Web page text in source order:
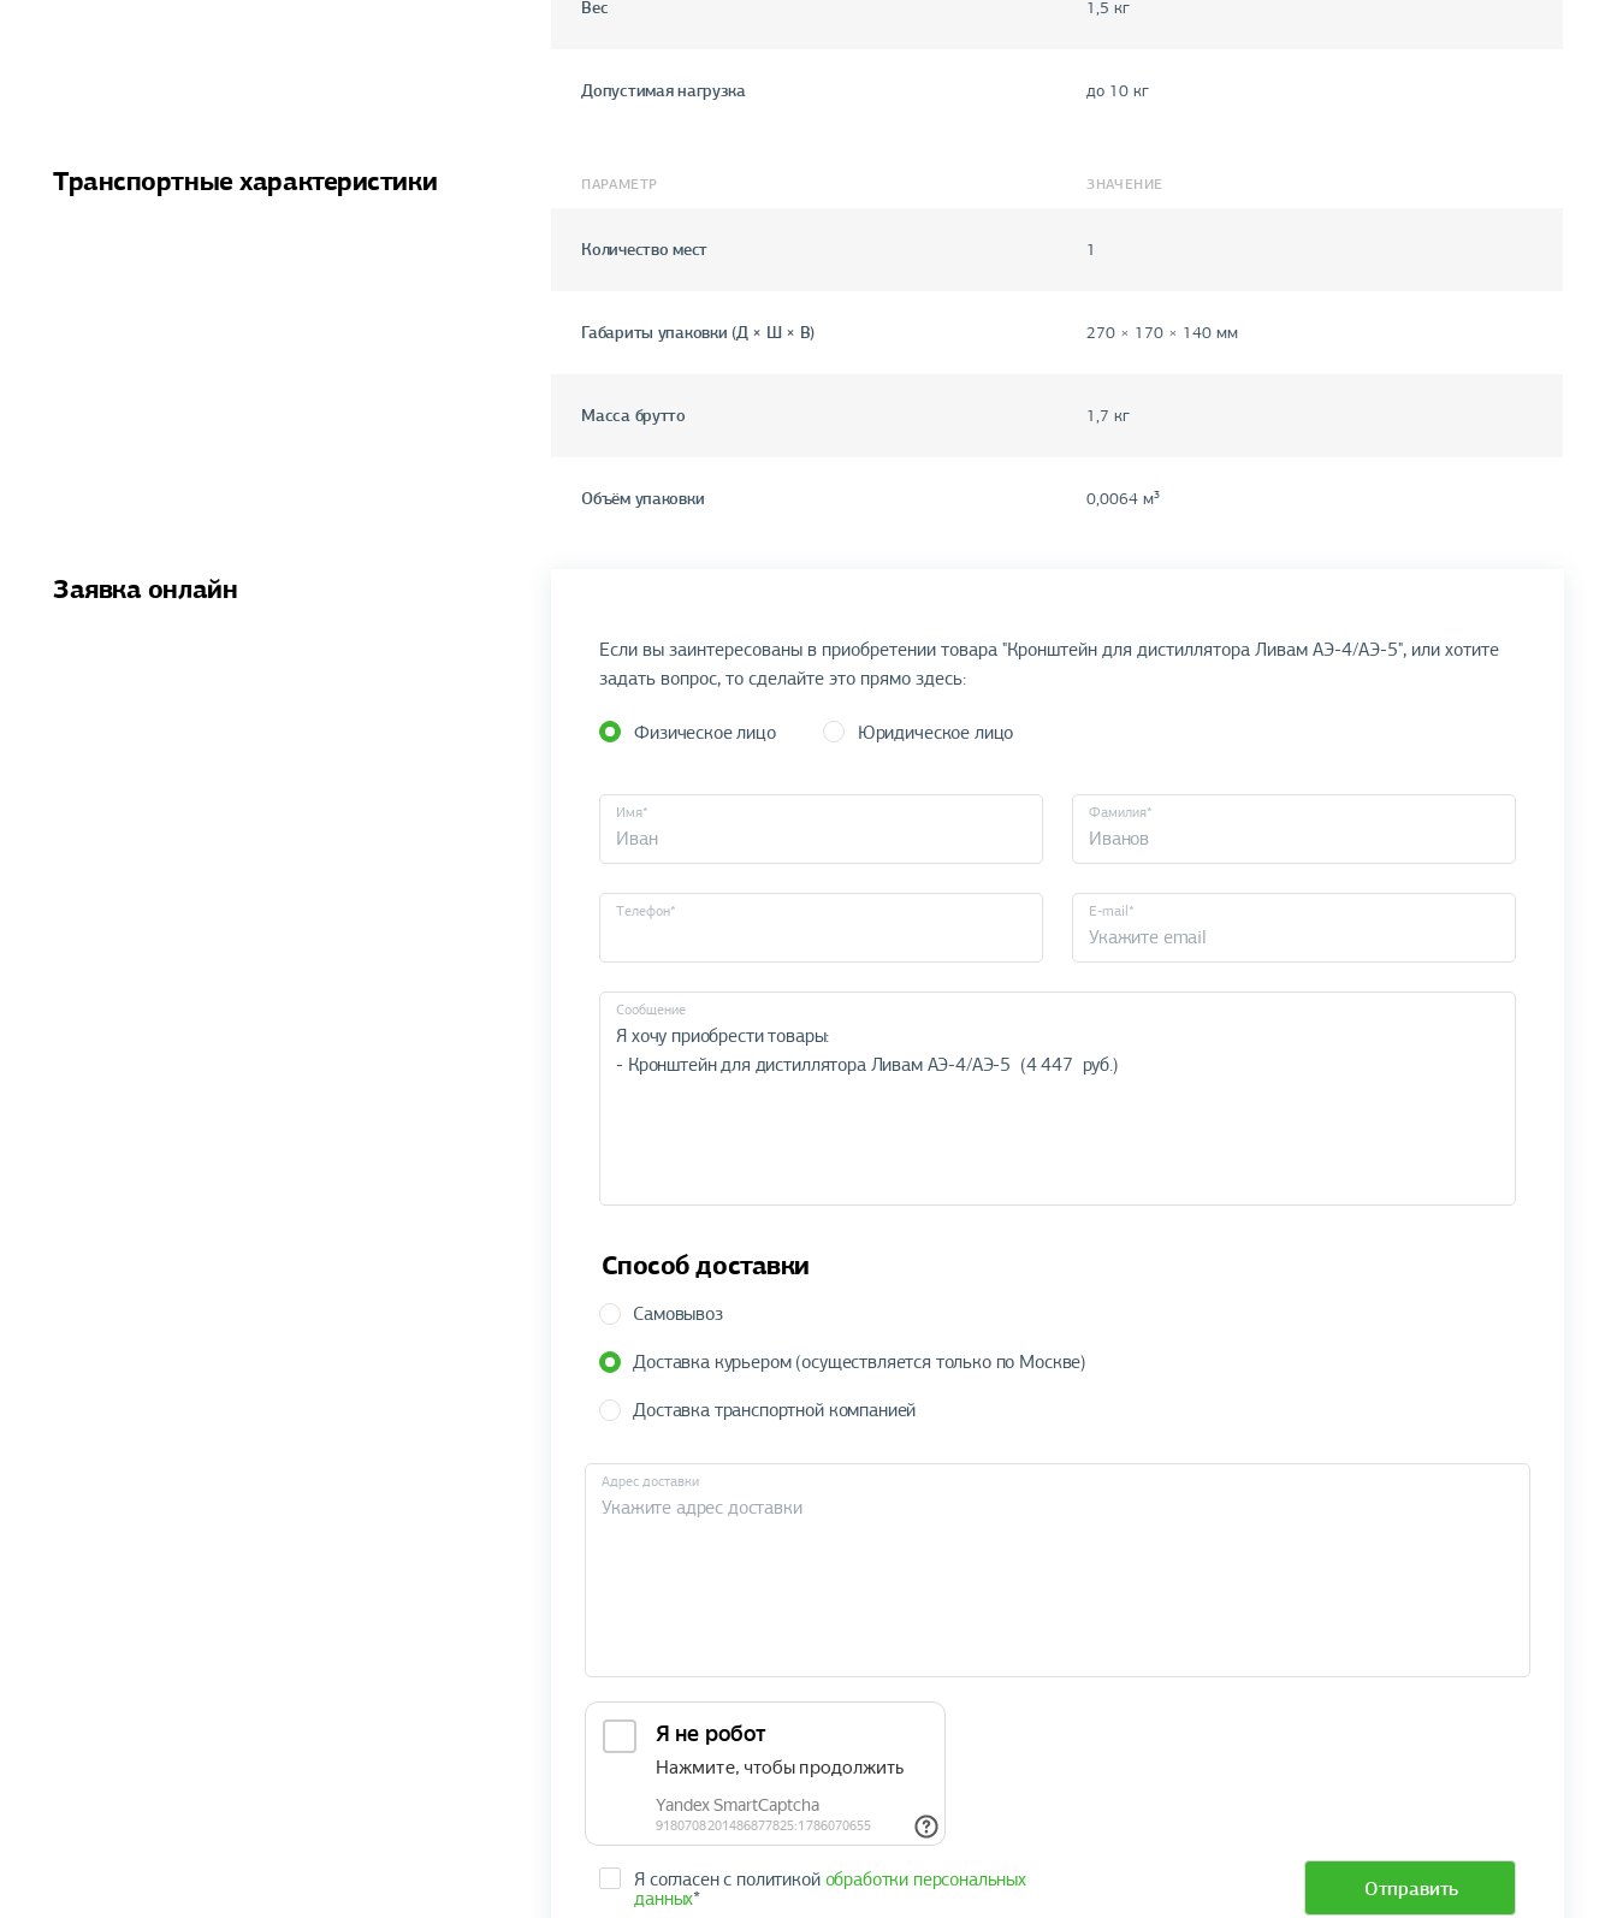
Вес 1,5 кг
Допустимая нагрузка до 10 кг
Транспортные характеристики ПАРАМЕТР ЗНАЧЕНИЕ
Количество мест 1
Габариты упаковки (Д × Ш × В) 270 × 170 × 140 мм
Масса брутто 1,7 кг
Объём упаковки 0,0064 м³
Заявка онлайн
Если вы заинтересованы в приобретении товара "Кронштейн для дистиллятора Ливам АЭ-4/АЭ-5", или хотите
задать вопрос, то сделайте это прямо здесь:
Физическое лицо Юридическое лицо
Имя* Фамилия*
Телефон* E-mail*
Cообщение
Способ доставки
Самовывоз
Доставка курьером (осуществляется только по Москве)
Доставка транспортной компанией
Адрес доставки
Я согласен с политикой обработки персональных
данных* Отправить